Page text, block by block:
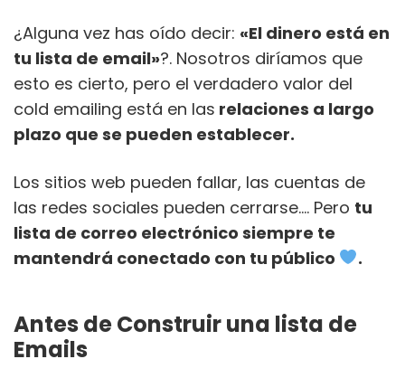
¿Alguna vez has oído decir: «El dinero está en
tu lista de email»?. Nosotros diríamos que
esto es cierto, pero el verdadero valor del
cold emailing está en las relaciones a largo
plazo que se pueden establecer.
Los sitios web pueden fallar, las cuentas de
las redes sociales pueden cerrarse…. Pero tu
lista de correo electrónico siempre te
mantendrá conectado con tu público
.
Antes de Construir una lista de
Emails